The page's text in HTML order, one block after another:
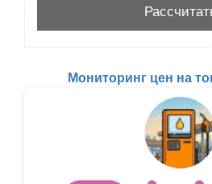
Мониторинг цен на